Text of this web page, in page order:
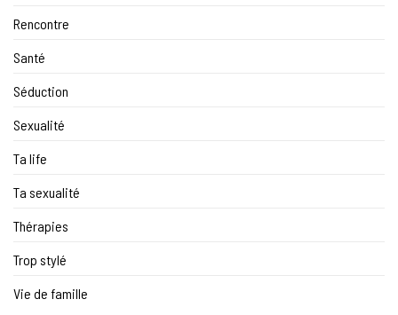
Rencontre
Santé
Séduction
Sexualité
Ta life
Ta sexualité
Thérapies
Trop stylé
Vie de famille